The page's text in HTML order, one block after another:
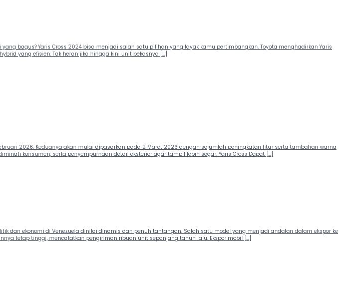
bagus? Yaris Cross 2024 bisa menjadi salah satu pilihan yang layak kamu pertimbangkan. Toyota menghadirkan Yaris
yang efisien. Tak heran jika hingga kini unit bekasnya […]
2026. Keduanya akan mulai dipasarkan pada 2 Maret 2026 dengan sejumlah peningkatan fitur serta tambahan warna
konsumen, serta penyempurnaan detail eksterior agar tampil lebih segar. Yaris Cross Dapat […]
dan ekonomi di Venezuela dinilai dinamis dan penuh tantangan. Salah satu model yang menjadi andalan dalam ekspor ke
tetap tinggi, mencatatkan pengiriman ribuan unit sepanjang tahun lalu. Ekspor mobil […]